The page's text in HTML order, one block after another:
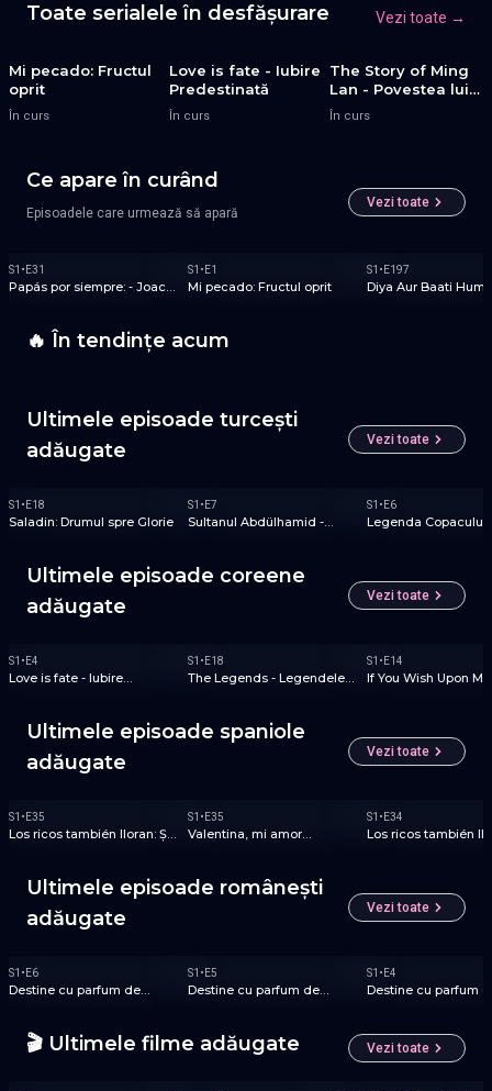
Toate serialele în desfășurare Vezi toate →
Mi pecado: Fructul
oprit
În curs
PREMIUM
Love is fate - Iubire
Predestinată
În curs
The Story of Ming
Lan - Povestea lui
Ming Lan
În curs
Ce apare în curând
Episoadele care urmează să apară
Vezi toate
S1 • E31
Papás por siempre: - Joaca
S1 • E1
Mi pecado: Fructul oprit
PREMIUM
S1 • E197
Diya Aur Baati Hum -
🔥 În tendințe acum
Ultimele episoade turcești
adăugate
Vezi toate
S1 • E18
Saladin: Drumul spre Glorie
S1 • E7
Sultanul Abdülhamid -
S1 • E6
Legenda Copacului
Ultimele episoade coreene
adăugate
Vezi toate
S1 • E4
Love is fate - Iubire
S1 • E18
The Legends - Legendele
S1 • E14
If You Wish Upon
Ultimele episoade spaniole
adăugate
Vezi toate
S1 • E35
Los ricos también lloran: Și
S1 • E35
Valentina, mi amor
S1 • E34
Los ricos también
Ultimele episoade românești
adăugate
Vezi toate
S1 • E6
Destine cu parfum de
S1 • E5
Destine cu parfum de
S1 • E4
Destine cu parfum
🎬 Ultimele filme adăugate Vezi toate